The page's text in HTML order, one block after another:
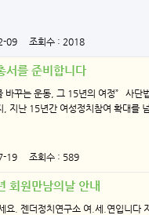
09 조회수 : 2018
서를 준비합니다
바꾸는 운동, 그 15년의 여정” 사단
, 지난 15년간 여성정치참여 확대를
19 조회수 : 589
회원만남의날 안내
요. 젠더정치연구소 여.세.연입니다